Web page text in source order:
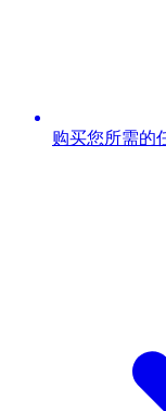
购买您所需的